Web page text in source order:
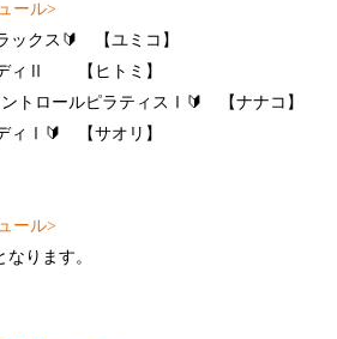
ール>
ックス 🔰
【ユミコ】
ィⅡ 【ヒトミ】
トロールピラティスⅠ 🔰
【ナナコ】
ィⅠ 🔰 【サオリ】
ール>
なります。